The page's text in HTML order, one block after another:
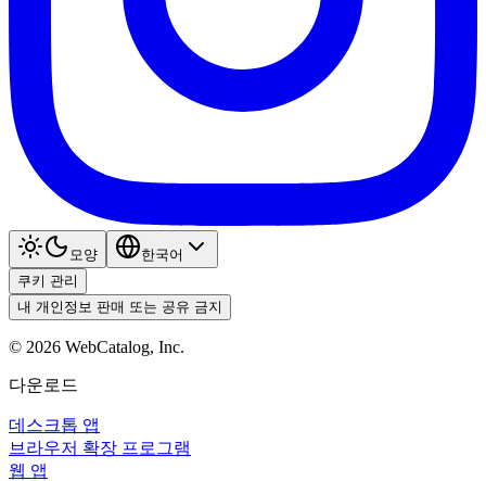
모양
한국어
쿠키 관리
내 개인정보 판매 또는 공유 금지
© 2026 WebCatalog, Inc.
다운로드
데스크톱 앱
브라우저 확장 프로그램
웹 앱